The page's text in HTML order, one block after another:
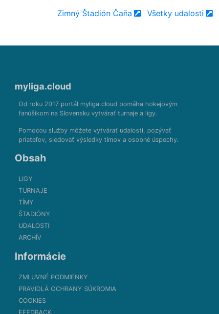
Zimný Štadión Čaňa Všetky udalosti
myliga.cloud
Od roku 2017 portál myliga.cloud pomáha hokejovým
fanúšikom na Slovensku vytvárať turnaje a ligy.
Pomocou služby môžete vytvárať udalosti, pozývať
priateľov, sledovať výsledky tímov a osobné úspechy.
Obsah
LIGY
TURNAJE
TÍMY
ŠTADIÓNY
UDALOSTI
ARCHÍV
Informácie
ZMLUVNÉ PODMIENKY
PRAVIDLÁ OCHRANY SÚKROMIA
COOKIES
FEEDBACK